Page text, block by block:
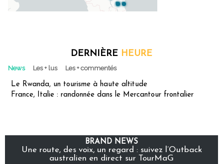
DERNIÈRE HEURE
News Les + lus Les + commentés
Le Rwanda, un tourisme à haute altitude
France, Italie : randonnée dans le Mercantour frontalier
BRAND NEWS
Une route, des voix, un regard : suivez l’Outback
australien en direct sur TourMaG